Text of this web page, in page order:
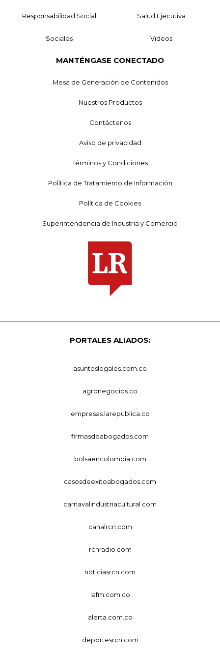
Responsabilidad Social Salud Ejecutiva
Sociales Videos
MANTÉNGASE CONECTADO
Mesa de Generación de Contenidos
Nuestros Productos
Contáctenos
Aviso de privacidad
Términos y Condiciones
Política de Tratamiento de Información
Política de Cookies
Superintendencia de Industria y Comercio
PORTALES ALIADOS:
asuntoslegales.com.co
agronegocios.co
empresas.larepublica.co
firmasdeabogados.com
bolsaencolombia.com
casosdeexitoabogados.com
carnavalindustriacultural.com
canalrcn.com
rcnradio.com
noticiasrcn.com
lafm.com.co
alerta.com.co
deportesrcn.com